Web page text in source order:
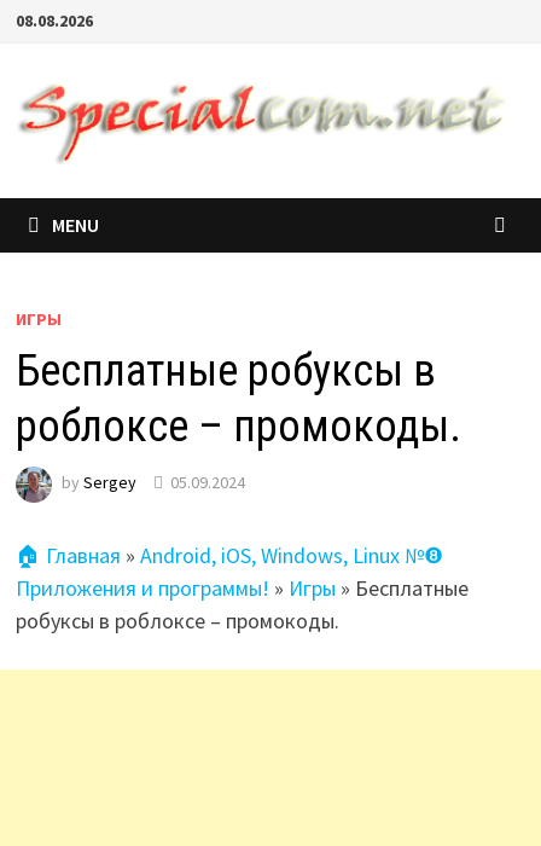
08.08.2026
MENU
ИГРЫ
Бесплатные робуксы в
роблоксе – промокоды.
by Sergey 05.09.2024
🏠 Главная » Android, iOS, Windows, Linux №❽
Приложения и программы! » Игры » Бесплатные
робуксы в роблоксе – промокоды.